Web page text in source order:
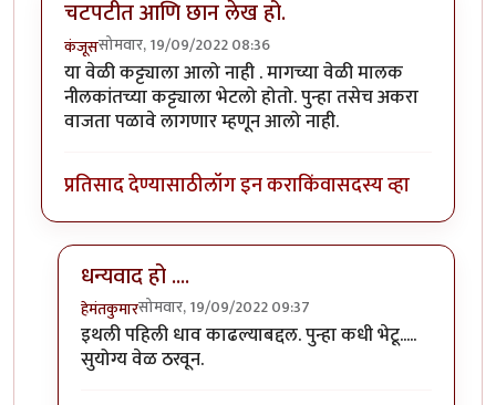
चटपटीत आणि छान लेख हो.
कंजूससोमवार, 19/09/2022 08:36
या वेळी कट्ट्याला आलो नाही . मागच्या वेळी मालक
नीलकांतच्या कट्ट्याला भेटलो होतो. पुन्हा तसेच अकरा
वाजता पळावे लागणार म्हणून आलो नाही.
प्रतिसाद देण्यासाठीलॉग इन कराकिंवासदस्य व्हा
धन्यवाद हो ....
हेमंतकुमारसोमवार, 19/09/2022 09:37
In reply toचटपटीत आणि छान लेख हो.byकंजूस
इथली पहिली धाव काढल्याबद्दल. पुन्हा कधी भेटू.....
सुयोग्य वेळ ठरवून.